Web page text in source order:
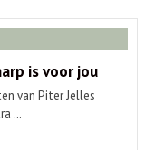
is voor jou
van Piter Jelles
...